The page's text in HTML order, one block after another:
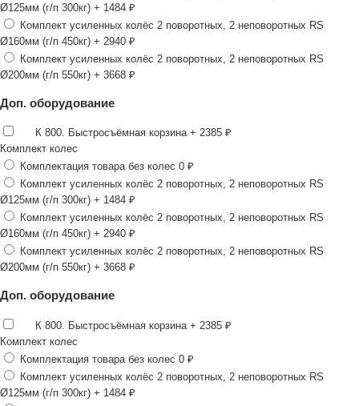
Ø125мм (г/п 300кг) + 1484 ₽
Комплект усиленных колёс 2 поворотных, 2 неповоротных RS
Ø160мм (г/п 450кг) + 2940 ₽
Комплект усиленных колёс 2 поворотных, 2 неповоротных RS
Ø200мм (г/п 550кг) + 3668 ₽
Доп. оборудование
К 800. Быстросъёмная корзина + 2385 ₽
Комплект колес
Комплектация товара без колес 0 ₽
Комплект усиленных колёс 2 поворотных, 2 неповоротных RS
Ø125мм (г/п 300кг) + 1484 ₽
Комплект усиленных колёс 2 поворотных, 2 неповоротных RS
Ø160мм (г/п 450кг) + 2940 ₽
Комплект усиленных колёс 2 поворотных, 2 неповоротных RS
Ø200мм (г/п 550кг) + 3668 ₽
Доп. оборудование
К 800. Быстросъёмная корзина + 2385 ₽
Комплект колес
Комплектация товара без колес 0 ₽
Комплект усиленных колёс 2 поворотных, 2 неповоротных RS
Ø125мм (г/п 300кг) + 1484 ₽